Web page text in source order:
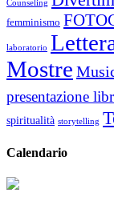
Counseling
femminismo
laboratorio
Mostre
presentazione
spiritualità storytelling
Calendario